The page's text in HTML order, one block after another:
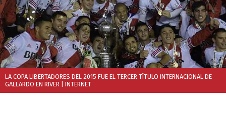
LA COPA LIBERTADORES DEL 2015 FUE EL TERCER TÍTULO INTERNACIONAL DE
GALLARDO EN RIVER | INTERNET